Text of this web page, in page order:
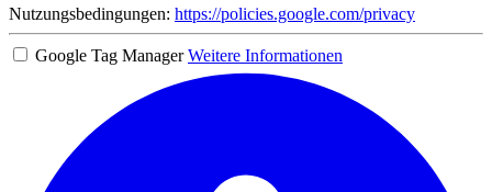
Nutzungsbedingungen: https://policies.google.com/privacy
Google Tag Manager Weitere Informationen